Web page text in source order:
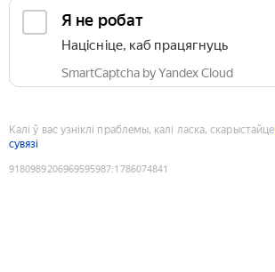
Я не робат
Націсніце, каб працягнуць
SmartCaptcha by Yandex Cloud
Калі ў вас узніклі праблемы, калі ласка, скарыстайце
сувязі
9180989206969595987:1786074841